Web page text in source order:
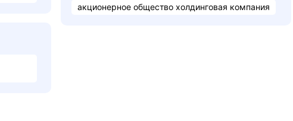
акционерное общество холдинговая компания